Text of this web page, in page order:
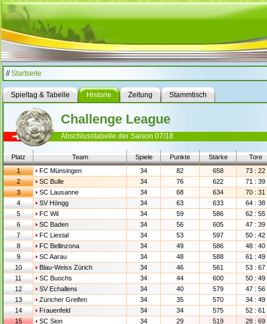
//Startseite
Spieltag & Tabelle Historie Zeitung Stammtisch
Challenge League
Abschlusstabelle der Saison 07/18
Platz Team Spiele Punkte Stärke
Tore
1
FC Münsingen 34 82 658
73 : 22
2
SC Bulle 34 76 622
71 : 39
3
SC Lausanne 34 68 634
70 : 31
4
SV Höngg 34 63 633
64 : 38
5
FC Wil 34 59 586
62 : 55
6
SC Baden 34 56 605
47 : 39
7
FC Liestal 34 53 597
50 : 42
8
FC Bellinzona 34 49 586
48 : 40
9
SC Aarau 34 48 588
61 : 49
10
Blau-Weiss Zürich 34 46 561
53 : 67
11
SC Buochs 34 44 600
50 : 49
12
SV Echallens 34 40 579
47 : 56
13
Züricher Greifen 34 35 570
34 : 49
14
Frauenfeld 34 34 575
52 : 61
15
SC Sion 34 29 519
28 : 69